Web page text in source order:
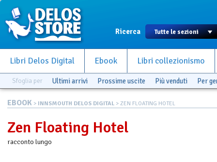
Ricerca
Libri Delos Digital Ebook Libri collezionismo
Sfoglia per Ultimi arrivi Prossime uscite Più venduti Per
EBOOK > INNSMOUTH DELOS DIGITAL > ZEN FLOATING HOTEL
Zen Floating Hotel
racconto lungo